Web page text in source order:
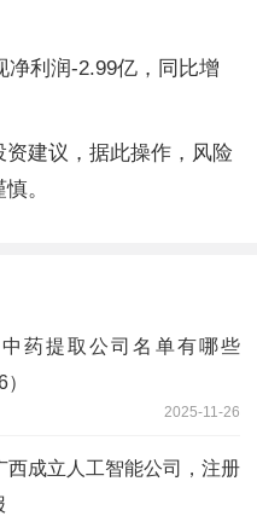
净利润-2.99亿，同比增
建议，据此操作，风险
。
药提取公司名单有哪些
2025-11-26
西成立人工智能公司，注册